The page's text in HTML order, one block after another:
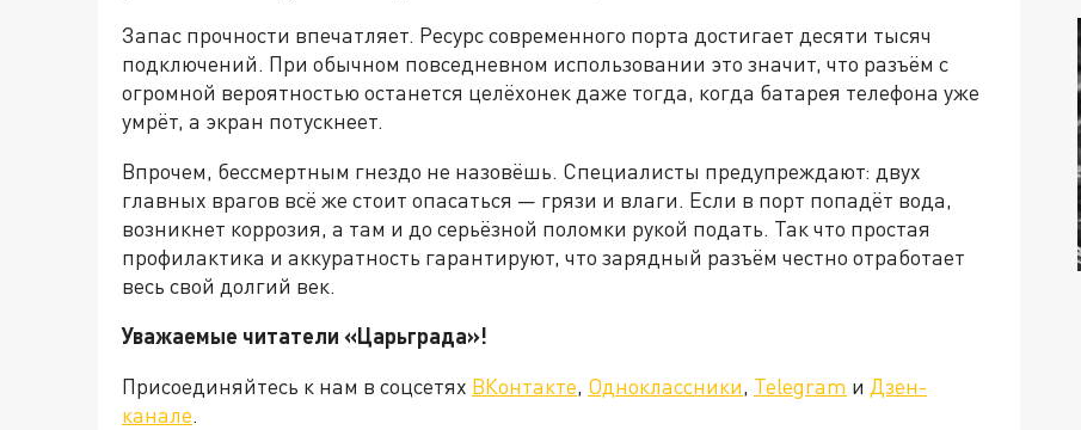
Запас прочности впечатляет. Ресурс современного порта достигает десяти тысяч
подключений. При обычном повседневном использовании это значит, что разъём с
огромной вероятностью останется целёхонек даже тогда, когда батарея телефона уже
умрёт, а экран потускнеет.
Впрочем, бессмертным гнездо не назовёшь. Специалисты предупреждают: двух
главных врагов всё же стоит опасаться — грязи и влаги. Если в порт попадёт вода,
возникнет коррозия, а там и до серьёзной поломки рукой подать. Так что простая
профилактика и аккуратность гарантируют, что зарядный разъём честно отработает
весь свой долгий век.
Уважаемые читатели «Царьграда»!
Присоединяйтесь к нам в соцсетях ВКонтакте, Одноклассники, Telegram и Дзен-
канале.